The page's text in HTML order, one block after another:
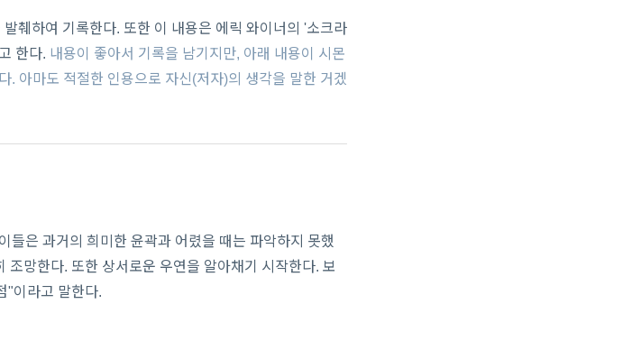
췌하여 기록한다. 또한 이 내용은 에릭 와이너의 '소크라
한다. 내용이 좋아서 기록을 남기지만, 아래 내용이 시몬
. 아마도 적절한 인용으로 자신(저자)의 생각을 말한 거겠
들은 과거의 희미한 윤곽과 어렸을 때는 파악하지 못했
조망한다. 또한 상서로운 우연을 알아채기 시작한다. 보
"이라고 말한다.